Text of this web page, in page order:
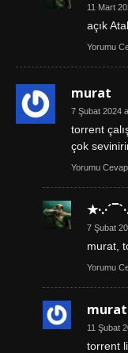
11 Mart
açık
Yorumu
murat
7 Şubat 2024
torrent
çok
Yorumu
7 Şubat
murat,
Yorumu
murat
11 Şubat
torrent